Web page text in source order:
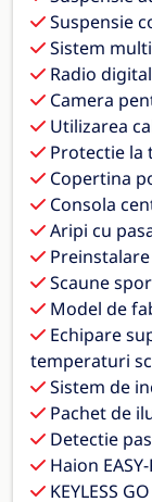
Suspensie
Sistem
Radio digital
Camera
Utilizarea
Protectie
Copertina
Consola
Aripi cu
Scaune
Model de
Echipare
temperaturi
Sistem de
Pachet de
Detectie
Haion EASY-
KEYLESS GO